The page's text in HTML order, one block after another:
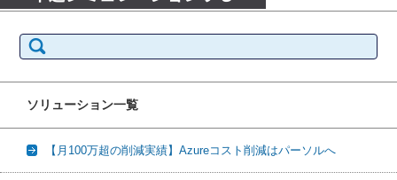
索:
ソリューション一覧
【月100万超の削減実績】Azureコスト削減はパーソルへ